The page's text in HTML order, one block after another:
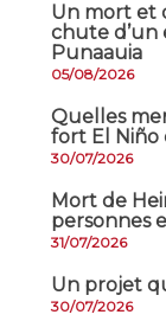
​Un mort et
chute d’un
Punaauia
05/08/2026
Quelles
fort El Niño
30/07/2026
Mort de
personnes
31/07/2026
Un projet
30/07/2026